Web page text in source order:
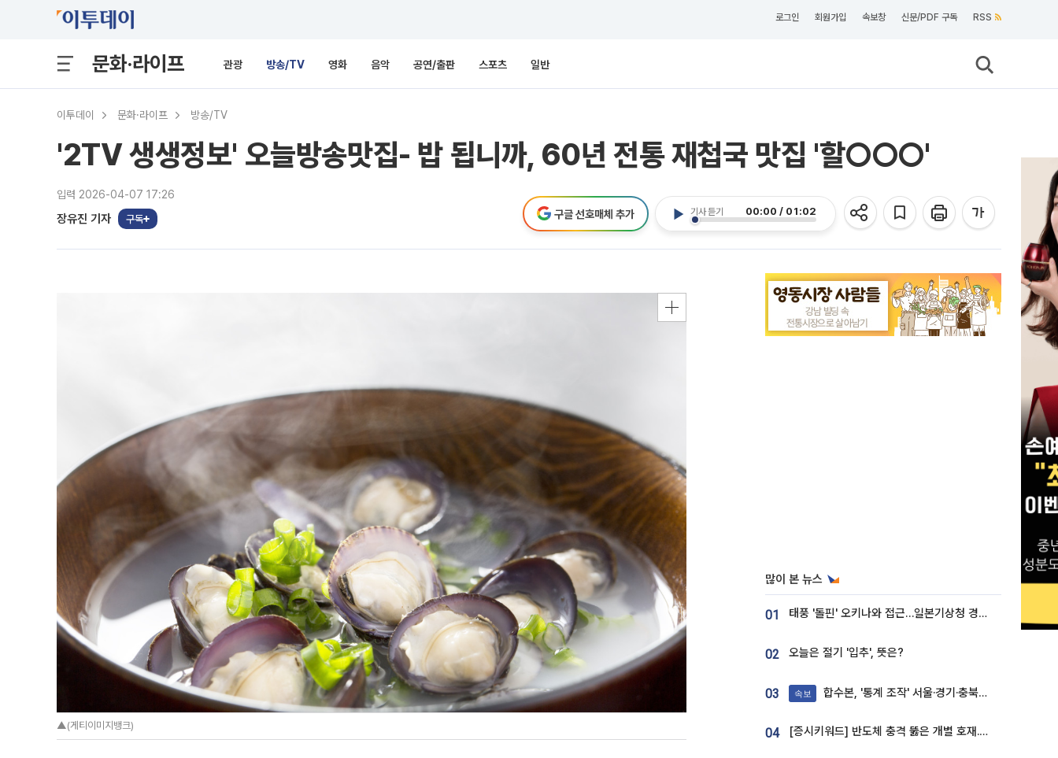
로그인 회원가입 속보창 신문/PDF 구독 RSS
문화·라이프 관광 방송/TV 영화 음악 공연/출판 스포츠 일반
이투데이 문화·라이프 방송/TV
'2TV 생생정보' 오늘방송맛집- 밥 됩니까, 60년 전통 재첩국 맛집 '할○○○'
입력 2026-04-07 17:26
장유진 기자 구독
기사 듣기 00:00 / 01:02
구글 선호매체 추가
▲(게티이미지뱅크)
많이 본 뉴스
01 태풍 '돌핀' 오키나와 접근…일본기상청 경로 업데이트
02 오늘은 절기 '입추', 뜻은?
03 속보 합수본, '통계 조작' 서울·경기·충북 선관위 등 추가 압수수색
04 [증시키워드] 반도체 충격 뚫은 개별 호재...포스코퓨처엠·에코프로·한화솔루션 '눈길'